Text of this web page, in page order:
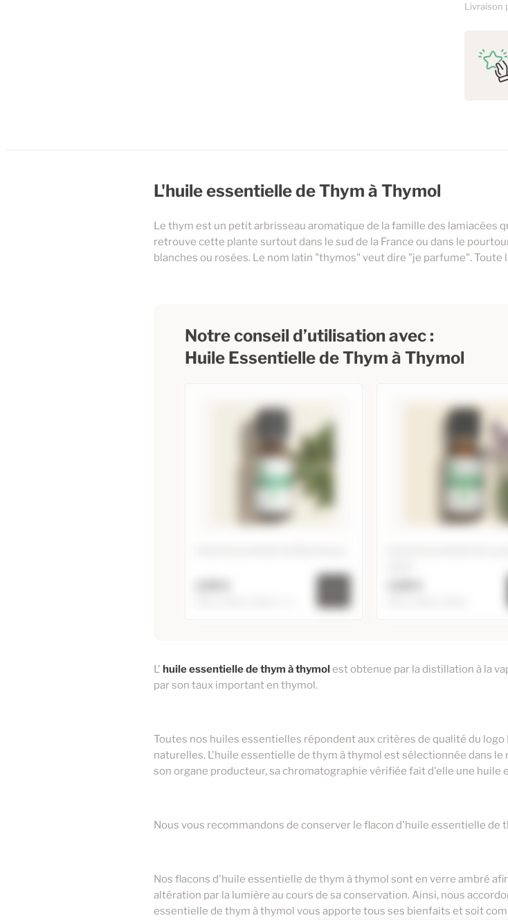
Livraison
L'huile essentielle de Thym à Thymol
Le thym est un petit arbrisseau aromatique de la famille des lamiacées
retrouve cette plante surtout dans le sud de la France ou dans le
blanches ou rosées. Le nom latin "thymos" veut dire "je parfume".
Notre conseil d’utilisation avec :
Huile Essentielle de Thym à Thymol
10ml 2,95 €
125ml
20ml 5,80 €
10ml
L' huile essentielle de thym à thymol est obtenue par la distillation à la
par son taux important en thymol.
Toutes nos huiles essentielles répondent aux critères de qualité du logo
naturelles. L'huile essentielle de thym à thymol est sélectionnée dans
son organe producteur, sa chromatographie vérifiée fait d'elle une
Nous vous recommandons de conserver le flacon d'huile essentielle de
Nos flacons d'huile essentielle de thym à thymol sont en verre ambré
altération par la lumière au cours de sa conservation. Ainsi, nous
essentielle de thym à thymol vous apporte tous ses bienfaits et soit